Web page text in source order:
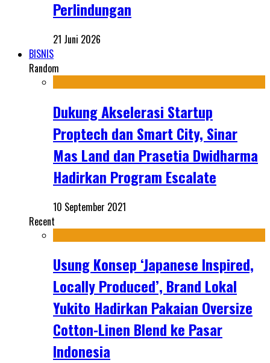
Perlindungan
21 Juni 2026
BISNIS
Random
Dukung Akselerasi Startup
Proptech dan Smart City, Sinar
Mas Land dan Prasetia Dwidharma
Hadirkan Program Escalate
10 September 2021
Recent
Usung Konsep ‘Japanese Inspired,
Locally Produced’, Brand Lokal
Yukito Hadirkan Pakaian Oversize
Cotton-Linen Blend ke Pasar
Indonesia